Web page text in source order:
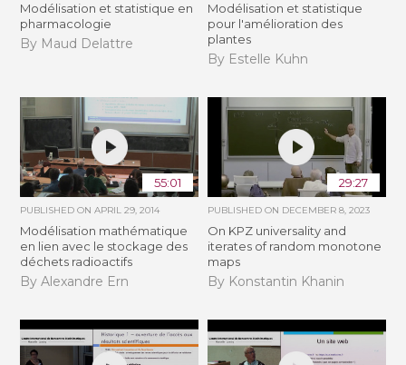
Modélisation et statistique en
pharmacologie
By Maud Delattre
Modélisation et statistique
pour l'amélioration des
plantes
By Estelle Kuhn
55:01
PUBLISHED ONAPRIL 29, 2014
Modélisation mathématique
en lien avec le stockage des
déchets radioactifs
By Alexandre Ern
29:27
PUBLISHED ON DECEMBER 8, 2023
On KPZ universality and
iterates of random monotone
maps
By Konstantin Khanin